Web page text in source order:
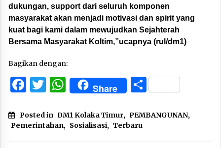
dukungan, support dari seluruh komponen
masyarakat akan menjadi motivasi dan spirit yang
kuat bagi kami dalam mewujudkan Sejahterah
Bersama Masyarakat Koltim,”ucapnya (rul/dm1)
Bagikan dengan:
Facebook
Twitter
WhatsApp
Share Share
Posted in DM1 Kolaka Timur, PEMBANGUNAN,
Pemerintahan, Sosialisasi, Terbaru